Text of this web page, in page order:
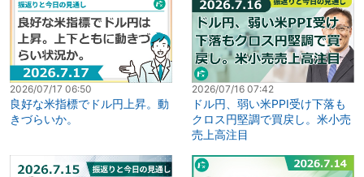
2026/07/17 06:50
良好な米指標でドル円上昇。動
きづらいか。
2026/07/16 07:42
ドル円、弱い米PPI受け下落も
クロス円堅調で買戻し。米小売
売上高注目